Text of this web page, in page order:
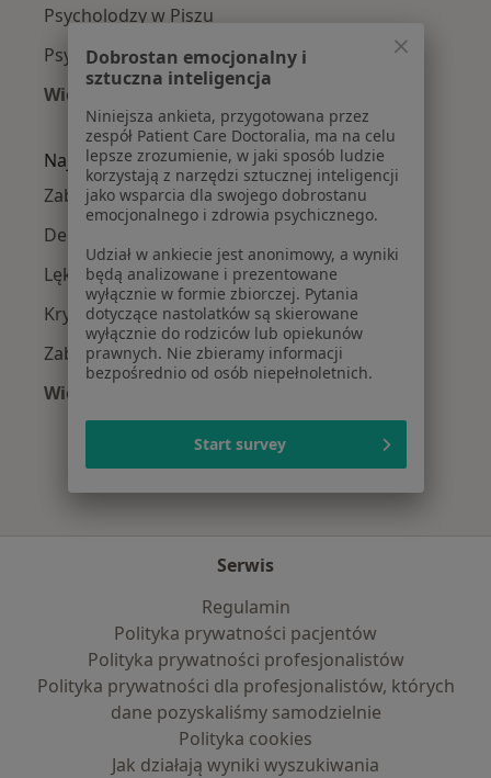
Psycholodzy w Piszu
Psycholodzy w Barczewie
Więcej (2)
Więcej w kategorii: W pobliżu Mrągowa
Najczęście leczone choroby
Zaburzenia lękowe w Mrągowie
Depresja w Mrągowie
Lęki w Mrągowie
Kryzys emocjonalny w Mrągowie
Zaburzenia nastroju w Mrągowie
Więcej (15)
Więcej w kategorii: Najczęście leczone
Serwis
Regulamin
Polityka prywatności pacjentów
Polityka prywatności profesjonalistów
Polityka prywatności dla profesjonalistów, których
dane pozyskaliśmy samodzielnie
Polityka cookies
Jak działają wyniki wyszukiwania
Dobrostan emocjonalny i
sztuczna inteligencja
Niniejsza ankieta, przygotowana przez
zespół Patient Care Doctoralia, ma na celu
lepsze zrozumienie, w jaki sposób ludzie
korzystają z narzędzi sztucznej inteligencji
jako wsparcia dla swojego dobrostanu
emocjonalnego i zdrowia psychicznego.
Udział w ankiecie jest anonimowy, a wyniki
będą analizowane i prezentowane
wyłącznie w formie zbiorczej. Pytania
dotyczące nastolatków są skierowane
wyłącznie do rodziców lub opiekunów
prawnych. Nie zbieramy informacji
bezpośrednio od osób niepełnoletnich.
Start survey